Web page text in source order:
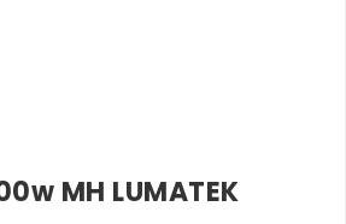
MH LUMATEK